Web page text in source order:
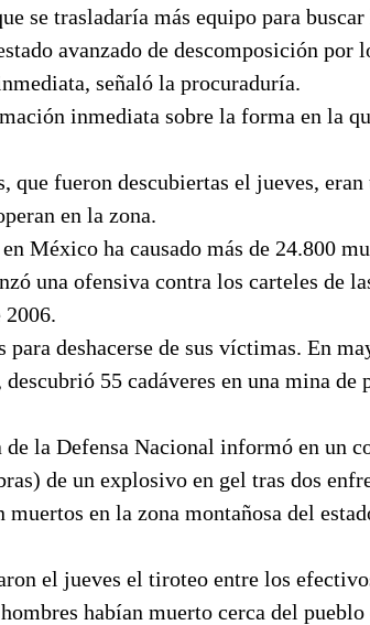
se trasladaría más equipo para buscar
avanzado de descomposición por
señaló la procuraduría.
inmediata sobre la forma en la
que fueron descubiertas el jueves, eran
en la zona.
México ha causado más de 24.800
una ofensiva contra los carteles de
deshacerse de sus víctimas. En
55 cadáveres en una mina de
la Defensa Nacional informó en un
de un explosivo en gel tras dos
en la zona montañosa del
el jueves el tiroteo entre los
habían muerto cerca del pueblo